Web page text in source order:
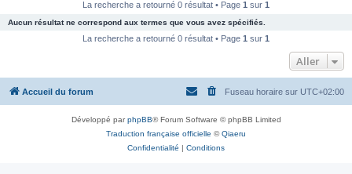
c
e
La recherche a retourné 0 résultat • Page 1 sur 1
Aucun résultat ne correspond aux termes que vous avez spécifiés.
La recherche a retourné 0 résultat • Page 1 sur 1
Aller
Accueil du forum Fuseau horaire sur UTC+02:00
Développé parphpBB® Forum Software © phpBB Limited
Traduction française officielle ©Qiaeru
Confidentialité | Conditions